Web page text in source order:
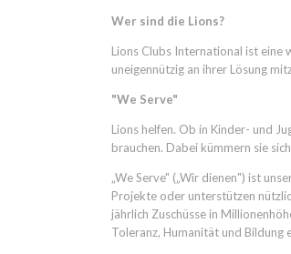
Wer sind die Lions?
Lions Clubs International ist eine
uneigennützig an ihrer Lösung
"We Serve"
Lions helfen. Ob in Kinder- und
brauchen. Dabei kümmern sie
„We Serve" („Wir dienen") ist
Projekte oder unterstützen
jährlich Zuschüsse in
Toleranz, Humanität und Bildung